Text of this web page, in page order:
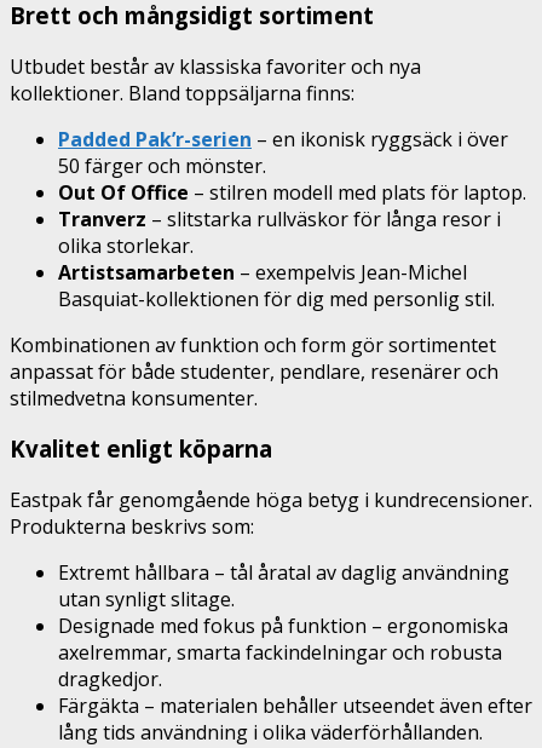
Brett och mångsidigt sortiment
Utbudet består av klassiska favoriter och nya
kollektioner. Bland toppsäljarna finns:
Padded Pak’r-serien – en ikonisk ryggsäck i över
50 färger och mönster.
Out Of Office – stilren modell med plats för laptop.
Tranverz – slitstarka rullväskor för långa resor i
olika storlekar.
Artistsamarbeten – exempelvis Jean-Michel
Basquiat-kollektionen för dig med personlig stil.
Kombinationen av funktion och form gör sortimentet
anpassat för både studenter, pendlare, resenärer och
stilmedvetna konsumenter.
Kvalitet enligt köparna
Eastpak får genomgående höga betyg i kundrecensioner.
Produkterna beskrivs som:
Extremt hållbara – tål åratal av daglig användning
utan synligt slitage.
Designade med fokus på funktion – ergonomiska
axelremmar, smarta fackindelningar och robusta
dragkedjor.
Färgäkta – materialen behåller utseendet även efter
lång tids användning i olika väderförhållanden.